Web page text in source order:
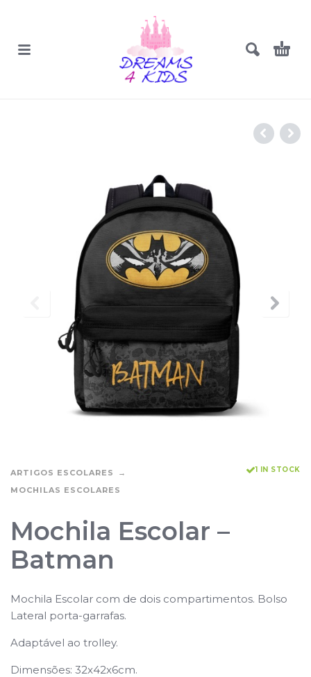
ARTIGOS ESCOLARES
MOCHILAS ESCOLARES
1 IN STOCK
Mochila Escolar –
Batman
Mochila Escolar com de dois compartimentos. Bolso
Lateral porta-garrafas.
Adaptável ao trolley.
Dimensões: 32x42x6cm.